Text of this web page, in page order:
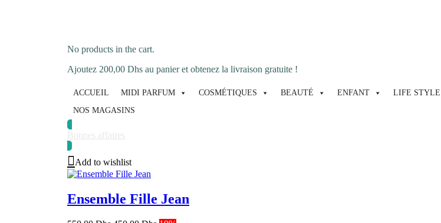
No products in the cart.
Ajoutez 200,00 Dhs au panier et obtenez la livraison gratuite !
ACCUEIL MIDI PARFUM COSMÉTIQUES BEAUTÉ ENFANT LIFE STYLE
NOS MAGASINS
Bonnes affaires
Add to wishlist
Ensemble Fille Jean